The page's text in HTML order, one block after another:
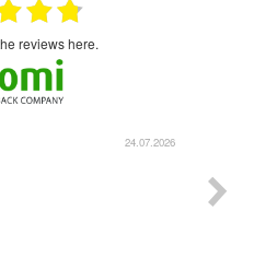
reviews here.
24.07.2026